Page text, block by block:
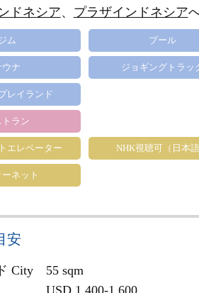
ドネシア、 プラザインドネシア
ム プール
ウナ ジョギングトラッ
レイランド
トラン
エレベーター NHK視聴可（日本語
ネット
安
City
55 sqm
USD 1,400-1.600